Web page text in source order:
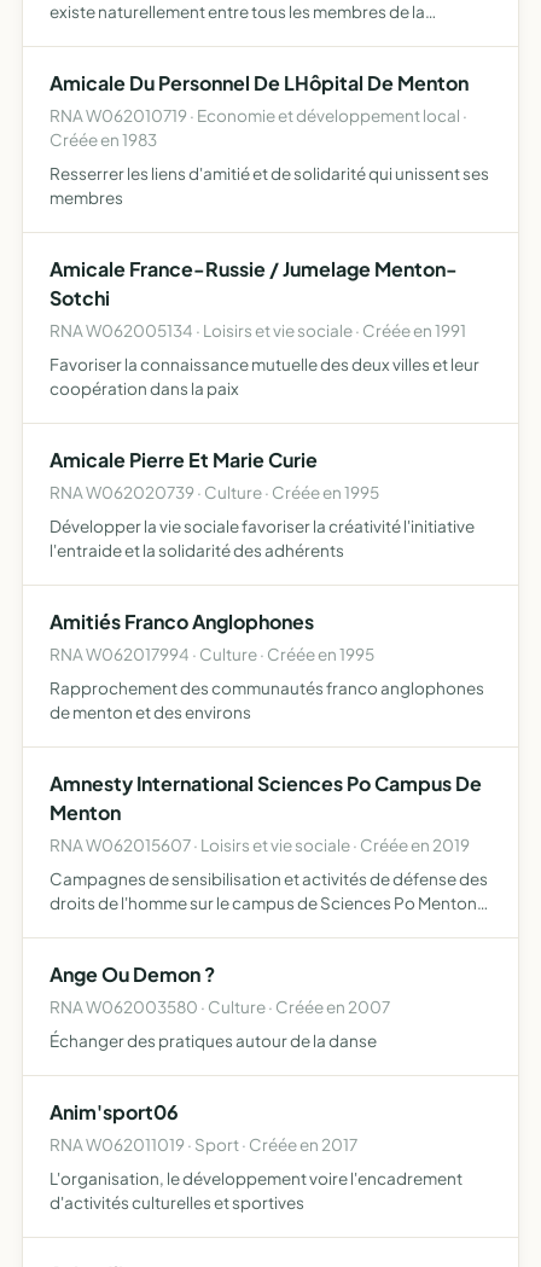
existe naturellement entre tous les membres de la
Amicale Du Personnel De LHôpital De Menton
RNA W062010719 · Economie et développement local ·
Créée en 1983
Resserrer les liens d'amitié et de solidarité qui unissent ses
membres
Amicale France-Russie / Jumelage Menton-
Sotchi
RNA W062005134 · Loisirs et vie sociale · Créée en 1991
Favoriser la connaissance mutuelle des deux villes et leur
coopération dans la paix
Amicale Pierre Et Marie Curie
RNA W062020739 · Culture · Créée en 1995
Développer la vie sociale favoriser la créativité l'initiative
l'entraide et la solidarité des adhérents
Amitiés Franco Anglophones
RNA W062017994 · Culture · Créée en 1995
Rapprochement des communautés franco anglophones
de menton et des environs
Amnesty International Sciences Po Campus De
Menton
RNA W062015607 · Loisirs et vie sociale · Créée en 2019
Campagnes de sensibilisation et activités de défense des
droits de l'homme sur le campus de Sciences Po Menton
Ange Ou Demon ?
RNA W062003580 · Culture · Créée en 2007
Échanger des pratiques autour de la danse
Anim'sport06
RNA W062011019 · Sport · Créée en 2017
L'organisation, le développement voire l'encadrement
d'activités culturelles et sportives